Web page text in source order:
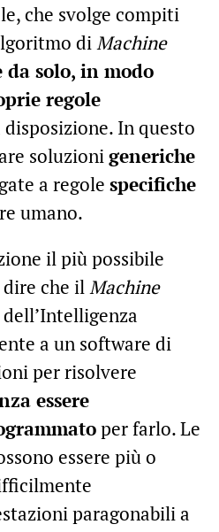
che svolge compiti
diMachine
da solo, in modo
regole
In questo
soluzionigeneriche
a regole specifiche
umano.
il più possibile
dire che ilMachine
a un software di
per risolvere
essere
per farlo. Le
essere più o
paragonabili a